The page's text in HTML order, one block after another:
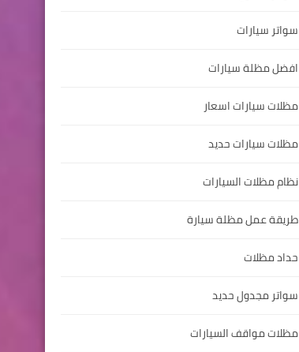
سواتر سيارات
افضل مظلة سيارات
مظلات سيارات اسعار
مظلات سيارات حديد
نظام مظلات السيارات
طريقة عمل مظلة سيارة
حداد مظلات
سواتر مجدول حديد
مظلات مواقف السيارات